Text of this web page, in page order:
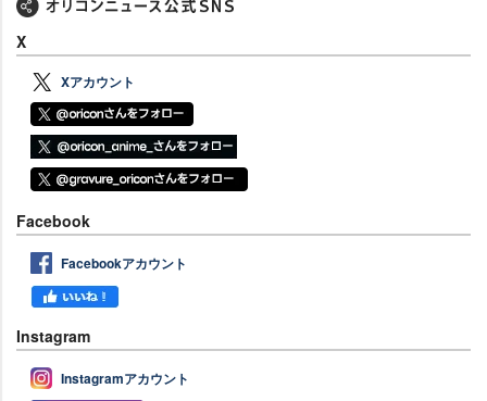
X
Xアカウント
Facebook
Facebookアカウント
Instagram
Instagramアカウント